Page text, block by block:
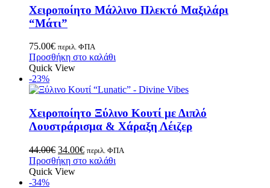
Χειροποίητο Μάλλινο Πλεκτό Μαξιλάρι
“Μάτι”
75.00€ περιλ. ΦΠΑ
Προσθήκη στο καλάθι
Quick View
-23%
Χειροποίητο Ξύλινο Κουτί με Διπλό
Λουστράρισμα & Χάραξη Λέιζερ
44.00€ 34.00€ περιλ. ΦΠΑ
Προσθήκη στο καλάθι
Quick View
-34%